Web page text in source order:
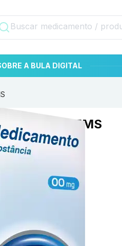
A BULA DIGITAL
moles EMS